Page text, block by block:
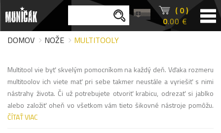
( 0 )
0.00 €
DOMOV
NOŽE MULTITOOLY
Multitool vie byť skvelým pomocníkom na každý deň. Vďaka rozmeru
multitoolov ich viete mať pri sebe takmer neustále a vyriešiť s nimi
nástrahy života. Či už potrebujete otvoriť krabicu, odrezať si jablko
alebo založiť oheň vo všetkom vám tieto šikovné nástroje pomôžu.
ČÍTAŤ VIAC